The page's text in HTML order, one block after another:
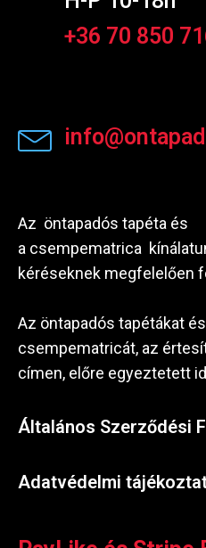
+36 70 850
Az öntapadós tapéta és
a csempematrica
kéréseknek megfelelően
Az öntapadós tapétákat
csempematricát, az
címen, előre egyeztetett
Általános Szerződési
Adatvédelmi